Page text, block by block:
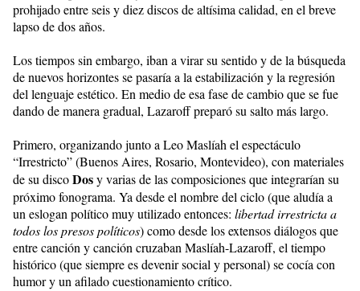
prohijado entre seis y diez discos de altísima calidad, en el breve
lapso de dos años.
Los tiempos sin embargo, iban a virar su sentido y de la búsqueda
de nuevos horizontes se pasaría a la estabilización y la regresión
del lenguaje estético. En medio de esa fase de cambio que se fue
dando de manera gradual, Lazaroff preparó su salto más largo.
Primero, organizando junto a Leo Maslíah el espectáculo
“Irrestricto” (Buenos Aires, Rosario, Montevideo), con materiales
de su discoDosy varias de las composiciones que integrarían su
próximo fonograma. Ya desde el nombre del ciclo (que aludía a
un eslogan político muy utilizado entonces: libertad irrestricta a
todos los presos políticos) como desde los extensos diálogos que
entre canción y canción cruzaban Maslíah-Lazaroff, el tiempo
histórico (que siempre es devenir social y personal) se cocía con
humor y un afilado cuestionamiento crítico.